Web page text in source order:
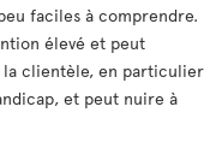
faciles à comprendre.
élevé et peut
la clientèle, en particulier
et peut nuire à